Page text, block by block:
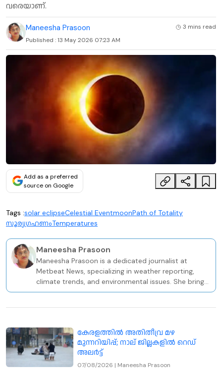
വരെയാണ്.
Maneesha Prasoon 3 mins read
Published :13 May 2026 07:23 AM
Add as a preferred
source on Google
Tags :solar eclipseCelestial EventmoonPath of Totality
സൂര്യഗ്രഹണംTemperatures
Maneesha Prasoon
Maneesha Prasoon is a dedicated journalist at
Metbeat News, specializing in weather reporting,
climate trends, and environmental issues. She brings
a solid academic and professional foundation to her
കേരളത്തിൽ അതിതീവ്ര മഴ
മുന്നറിയിപ്പ്; നാല് ജില്ലകളിൽ റെഡ്
അലർട്ട്
07/08/2026 | Maneesha Prasoon